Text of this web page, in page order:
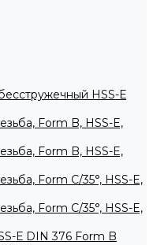
HSS-Е
Form B, HSS-E,
Form B, HSS-E,
Form С/35°, HSS-E,
Form С/35°, HSS-E,
Е DIN 376 Form B